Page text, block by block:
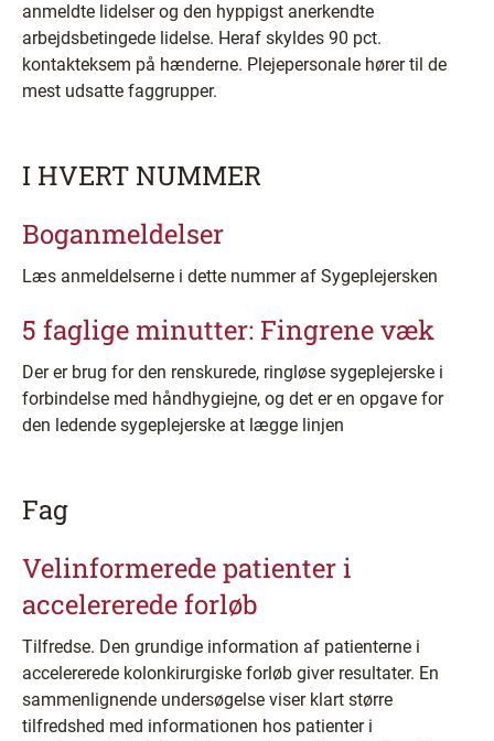
anmeldte lidelser og den hyppigst anerkendte
arbejdsbetingede lidelse. Heraf skyldes 90 pct.
kontakteksem på hænderne. Plejepersonale hører til de
mest udsatte faggrupper.
I HVERT NUMMER
Boganmeldelser
Læs anmeldelserne i dette nummer af Sygeplejersken
5 faglige minutter: Fingrene væk
Der er brug for den renskurede, ringløse sygeplejerske i
forbindelse med håndhygiejne, og det er en opgave for
den ledende sygeplejerske at lægge linjen
Fag
Velinformerede patienter i
accelererede forløb
Tilfredse. Den grundige information af patienterne i
accelererede kolonkirurgiske forløb giver resultater. En
sammenlignende undersøgelse viser klart større
tilfredshed med informationen hos patienter i